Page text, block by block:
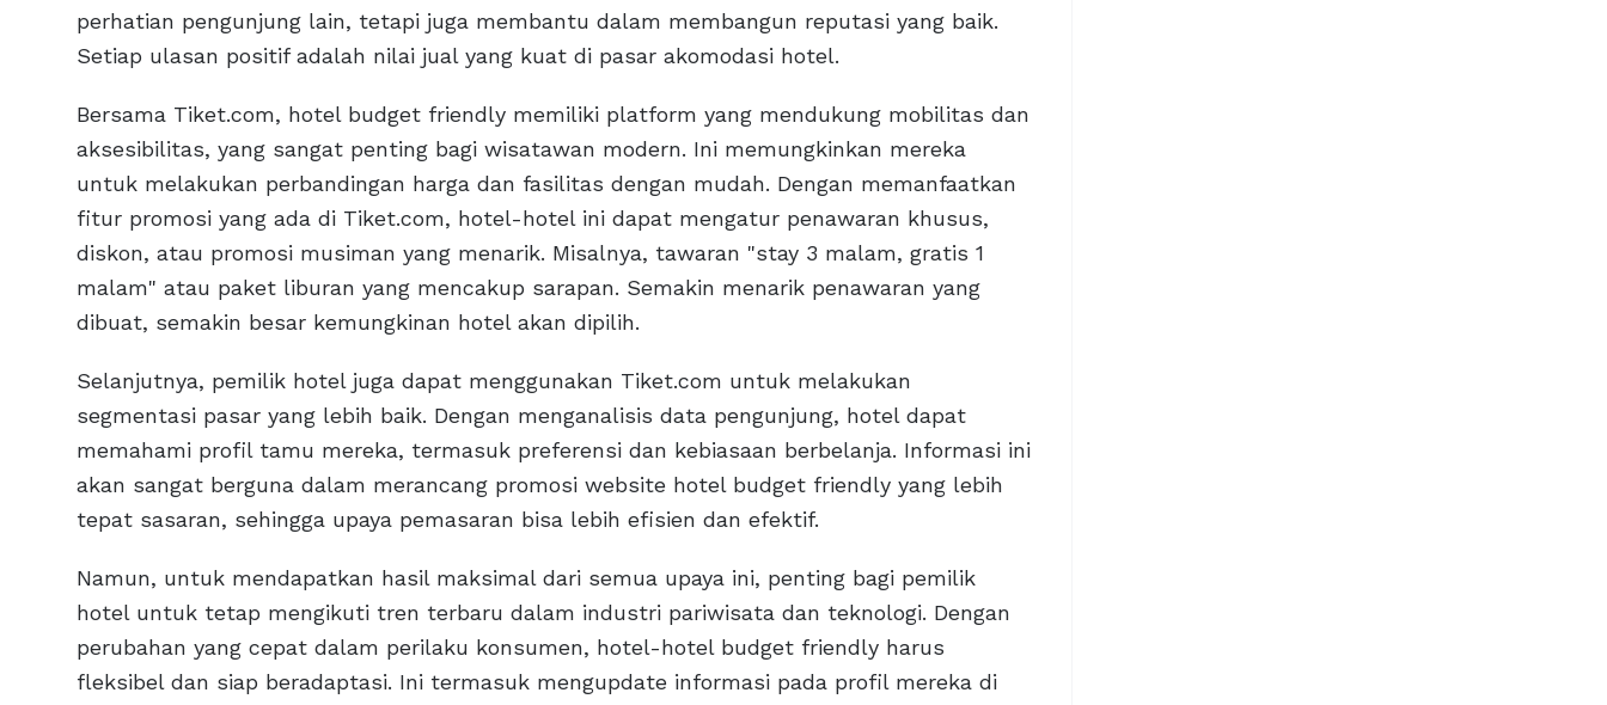
perhatian pengunjung lain, tetapi juga membantu dalam membangun reputasi yang baik.
Setiap ulasan positif adalah nilai jual yang kuat di pasar akomodasi hotel.
Bersama Tiket.com, hotel budget friendly memiliki platform yang mendukung mobilitas dan
aksesibilitas, yang sangat penting bagi wisatawan modern. Ini memungkinkan mereka
untuk melakukan perbandingan harga dan fasilitas dengan mudah. Dengan memanfaatkan
fitur promosi yang ada di Tiket.com, hotel-hotel ini dapat mengatur penawaran khusus,
diskon, atau promosi musiman yang menarik. Misalnya, tawaran "stay 3 malam, gratis 1
malam" atau paket liburan yang mencakup sarapan. Semakin menarik penawaran yang
dibuat, semakin besar kemungkinan hotel akan dipilih.
Selanjutnya, pemilik hotel juga dapat menggunakan Tiket.com untuk melakukan
segmentasi pasar yang lebih baik. Dengan menganalisis data pengunjung, hotel dapat
memahami profil tamu mereka, termasuk preferensi dan kebiasaan berbelanja. Informasi ini
akan sangat berguna dalam merancang promosi website hotel budget friendly yang lebih
tepat sasaran, sehingga upaya pemasaran bisa lebih efisien dan efektif.
Namun, untuk mendapatkan hasil maksimal dari semua upaya ini, penting bagi pemilik
hotel untuk tetap mengikuti tren terbaru dalam industri pariwisata dan teknologi. Dengan
perubahan yang cepat dalam perilaku konsumen, hotel-hotel budget friendly harus
fleksibel dan siap beradaptasi. Ini termasuk mengupdate informasi pada profil mereka di